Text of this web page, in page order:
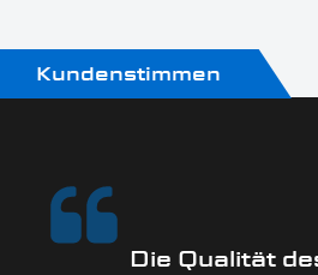
Kundenstimmen
Die Qualität